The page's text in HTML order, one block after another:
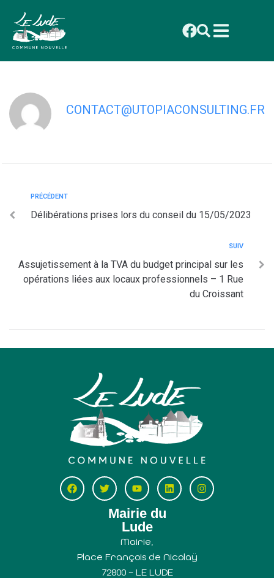
principal
Délibérations prises lors du conseil du
3/04/2023
CONTACT@UTOPIACONSULTING.FR
PRÉCÉDENT
Délibérations prises lors du conseil du 15/05/2023
SUIV
Assujetissement à la TVA du budget principal sur les
opérations liées aux locaux professionnels – 1 Rue
du Croissant
Mairie du
Lude
Mairie,
Place François de Nicolaÿ
72800 – LE LUDE